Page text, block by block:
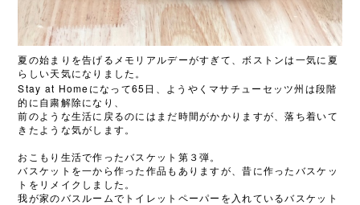
夏の始まりを告げるメモリアルデーがすぎて、ボストンは一気に夏
らしい天気になりました。
Stay at Home になって65 日、ようやくマサチューセッツ州は段階
的に自粛解除になり、
前のような生活に戻るのにはまだ時間がかかりますが、落ち着いて
きたような気がします。
おこもり生活で作ったバスケット第３弾。
バスケットを一から作った作品もありますが、昔に作ったバスケッ
トをリメイクしました。
我が家のバスルームでトイレットペーパーを入れているバスケット